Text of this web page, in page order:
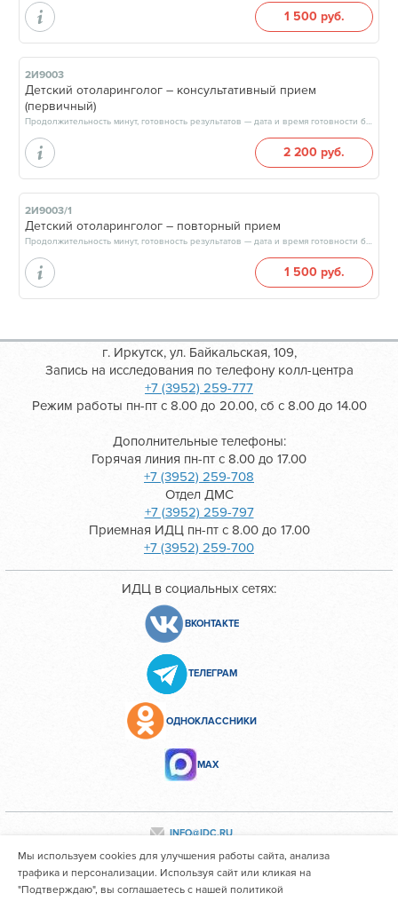
1 500 руб.
2И9003
Детский отоларинголог – консультативный прием
(первичный)
Продолжительность минут, готовность результатов — дата и время готовности будут сообщены врачом в день приёма
2 200 руб.
2И9003/1
Детский отоларинголог – повторный прием
Продолжительность минут, готовность результатов — дата и время готовности будут сообщены врачом в день приёма
1 500 руб.
г. Иркутск, ул. Байкальская, 109,
Запись на исследования по телефону колл-центра
+7 (3952) 259-777
Режим работы пн-пт с 8.00 до 20.00, сб с 8.00 до 14.00
Дополнительные телефоны:
Горячая линия пн-пт с 8.00 до 17.00
+7 (3952) 259-708
Отдел ДМС
+7 (3952) 259-797
Приемная ИДЦ пн-пт с 8.00 до 17.00
+7 (3952) 259-700
ИДЦ в социальных сетях:
ВКОНТАКТЕ
ТЕЛЕГРАМ
ОДНОКЛАССНИКИ
МАХ
INFO@IDC.RU
Все персональные данные сотрудников размещены с их
Мы используем cookies для улучшения работы сайта, анализа
трафика и персонализации. Используя сайт или кликая на
"Подтверждаю", вы соглашаетесь с нашей политикой